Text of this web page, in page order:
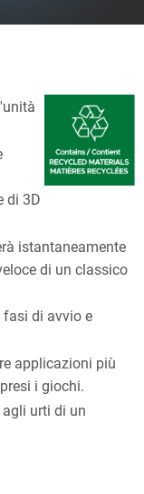
di 3D
istantaneamente
di un classico
di avvio e
applicazioni più
i giochi.
urti di un